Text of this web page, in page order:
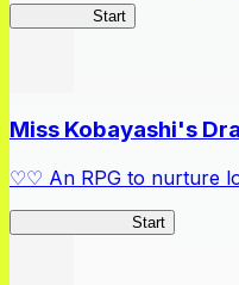
Start
Miss Kobayashi's
♡♡ An RPG to nurture
Start